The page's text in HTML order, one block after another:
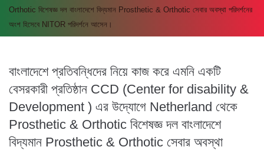
Orthotic বিশেষজ্ঞ দল বাংলাদেশে বিদ্যমান Prosthetic & Orthotic সেবার অবস্থা পরিদর্শনের
অংশ হিসেবে NITOR পরিদর্শনে আসেন।
বাংলাদেশে প্রতিবন্ধিদের নিয়ে কাজ করে এমনি একটি
বেসরকারী প্রতিষ্ঠান CCD (Center for disability &
Development ) এর উদ্যোগে Netherland থেকে
Prosthetic & Orthotic বিশেষজ্ঞ দল বাংলাদেশে
বিদ্যমান Prosthetic & Orthotic সেবার অবস্থা